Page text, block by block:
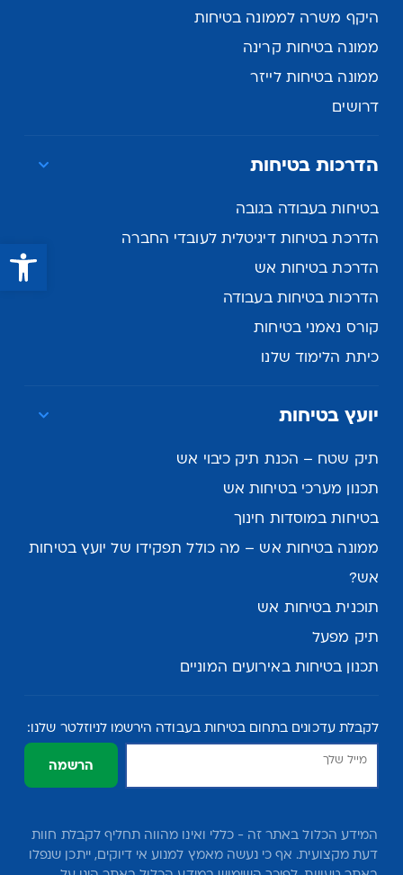
היקף משרה לממונה בטיחות
ממונה בטיחות קרינה
ממונה בטיחות לייזר
דרושים
הדרכות בטיחות
בטיחות בעבודה בגובה
הדרכת בטיחות דיגיטלית לעובדי החברה
הדרכת בטיחות אש
הדרכות בטיחות בעבודה
קורס נאמני בטיחות
כיתת הלימוד שלנו
יועץ בטיחות
תיק שטח – הכנת תיק כיבוי אש
תכנון מערכי בטיחות אש
בטיחות במוסדות חינוך
ממונה בטיחות אש – מה כולל תפקידו של יועץ בטיחות
אש?
תוכנית בטיחות אש
תיק מפעל
תכנון בטיחות באירועים המוניים
לקבלת עדכונים בתחום בטיחות בעבודה הירשמו לניוזלטר שלנו:
הרשמה
המידע הכלול באתר זה - כללי ואינו מהווה תחליף לקבלת חוות
דעת מקצועית. אף כי נעשה מאמץ למנוע אי דיוקים, ייתכן שנפלו
פתח סרגל נגישות